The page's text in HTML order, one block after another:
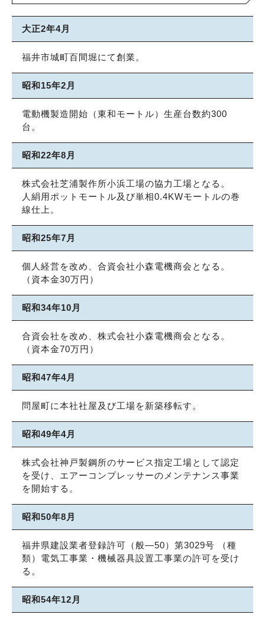
大正2年4月
福井市城町百間堀にて創業。
昭和15年2月
電動機製造開始（東和モートル）生産台数約300
台。
昭和22年8月
株式会社芝浦製作所小浜工場の協力工場となる。
人絹用ポットモートル及び単相0.4KWモートルの巻
線仕上。
昭和25年7月
個人経営を改め、合資会社小森電機商会となる。
（資本金30万円）
昭和34年10月
合資会社を改め、株式会社小森電機商会となる。
（資本金70万円）
昭和47年4月
問屋町に本社社屋及び工場を新築移転す。
昭和49年4月
株式会社神戸製鋼所のサービス指定工場として認定
を受け、エアーコンプレッサーのメンテナンス事業
を開始する。
昭和50年8月
福井県建設業者登録許可（般―50）第3029号 （種
類）電気工事業・機械器具設置工事業の許可を受け
る。
昭和54年12月